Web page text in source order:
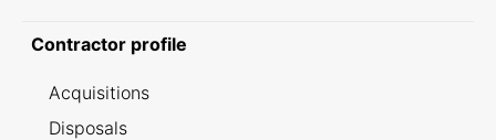
Contractor profile
Acquisitions
Disposals